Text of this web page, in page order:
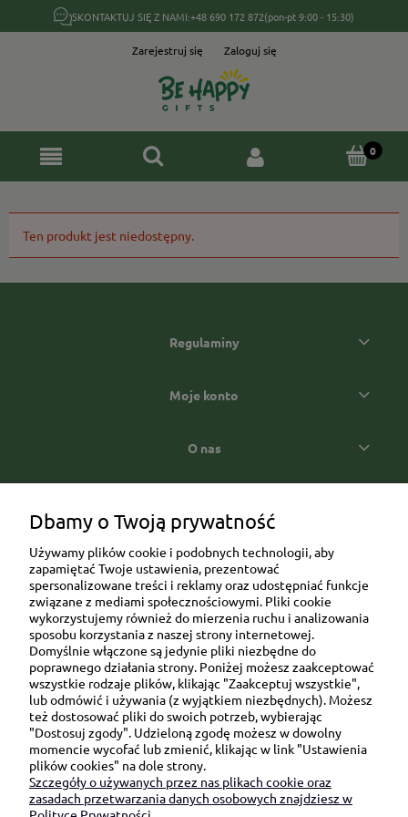
SKONTAKTUJ SIĘ Z NAMI:+48 690 172 872(pon-pt 9:00 - 15:30)
Zarejestruj się Zaloguj się
Ten produkt jest niedostępny.
Regulaminy
Moje konto
O nas
Ul. Brukowa 6/8 lok. 57/58
91-341 Łódź
NIP: 6751510615
SKONTAKTUJ SIĘ Z NAMI:
sklep@be-happygifts.com
+48 690 172 872
Dbamy o Twoją prywatność
Używamy plików cookie i podobnych technologii, aby
zapamiętać Twoje ustawienia, prezentować
spersonalizowane treści i reklamy oraz udostępniać funkcje
związane z mediami społecznościowymi. Pliki cookie
wykorzystujemy również do mierzenia ruchu i analizowania
sposobu korzystania z naszej strony internetowej.
Domyślnie włączone są jedynie pliki niezbędne do
poprawnego działania strony. Poniżej możesz zaakceptować
wszystkie rodzaje plików, klikając "Zaakceptuj wszystkie",
lub odmówić i używania (z wyjątkiem niezbędnych). Możesz
też dostosować pliki do swoich potrzeb, wybierając
"Dostosuj zgody". Udzieloną zgodę możesz w dowolny
momencie wycofać lub zmienić, klikając w link "Ustawienia
plików cookies" na dole strony.
Szczegóły o używanych przez nas plikach cookie oraz
zasadach przetwarzania danych osobowych znajdziesz w